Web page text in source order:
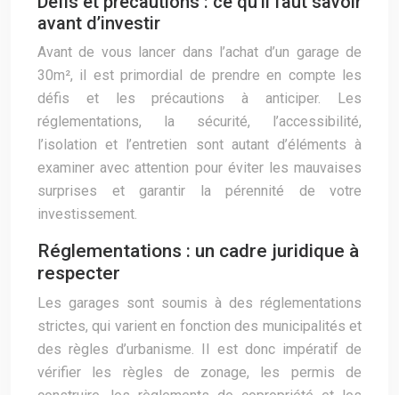
avant d’investir
Avant de vous lancer dans l’achat d’un garage de
30m², il est primordial de prendre en compte les
défis et les précautions à anticiper. Les
réglementations, la sécurité, l’accessibilité,
l’isolation et l’entretien sont autant d’éléments à
examiner avec attention pour éviter les mauvaises
surprises et garantir la pérennité de votre
investissement.
Réglementations : un cadre juridique à
respecter
Les garages sont soumis à des réglementations
strictes, qui varient en fonction des municipalités et
des règles d’urbanisme. Il est donc impératif de
vérifier les règles de zonage, les permis de